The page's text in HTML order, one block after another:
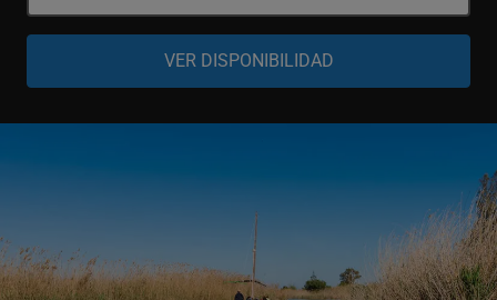
- +
Niño
8-12 años - +